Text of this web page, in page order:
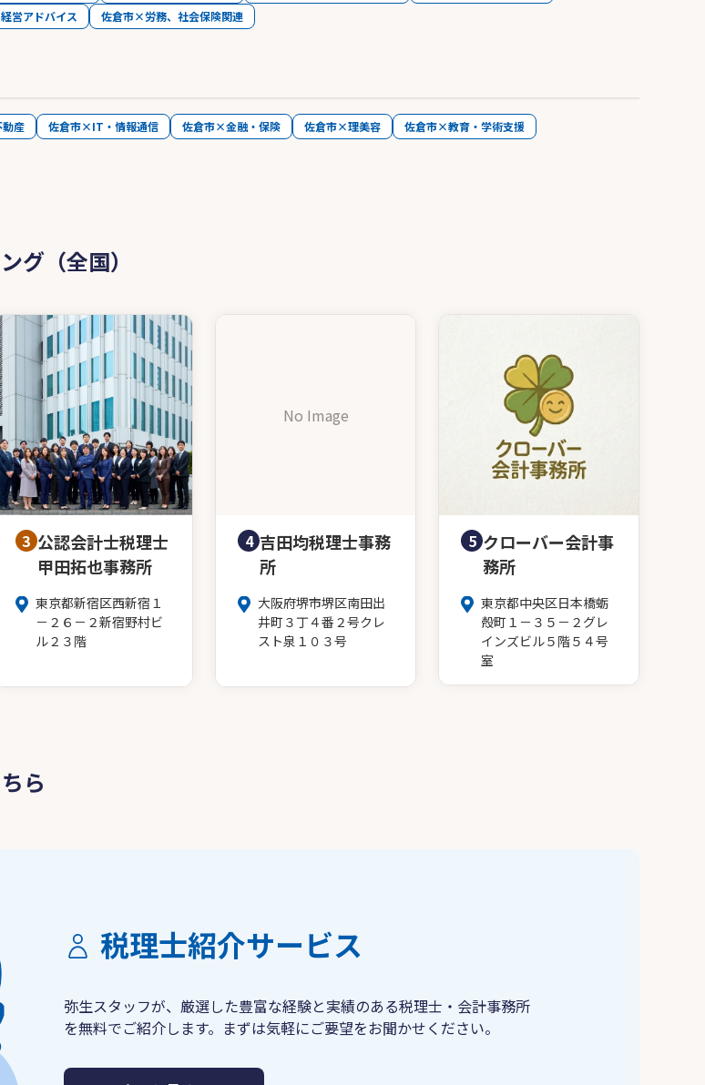
営アドバイス 佐倉市×労務、社会保険関連
産 佐倉市×IT・情報通信 佐倉市×金融・保険 佐倉市×理美容
佐倉市×教育・学術支援
（全国）
3 公認会計士税理士
甲田拓也事務所
東京都新宿区西新宿１
－２６－２新宿野村ビ
ル２３階
No Image
4 吉田均税理士事務
所
大阪府堺市堺区南田出
井町３丁４番２号クレ
スト泉１０３号
5 クローバー会計事
務所
東京都中央区日本橋蛎
殻町１－３５－２グレ
インズビル５階５４号
室
ら
税理士紹介サービス
弥生スタッフが、厳選した豊富な経験と実績のある税理士・会計事務所
を無料でご紹介します。まずは気軽にご要望をお聞かせください。